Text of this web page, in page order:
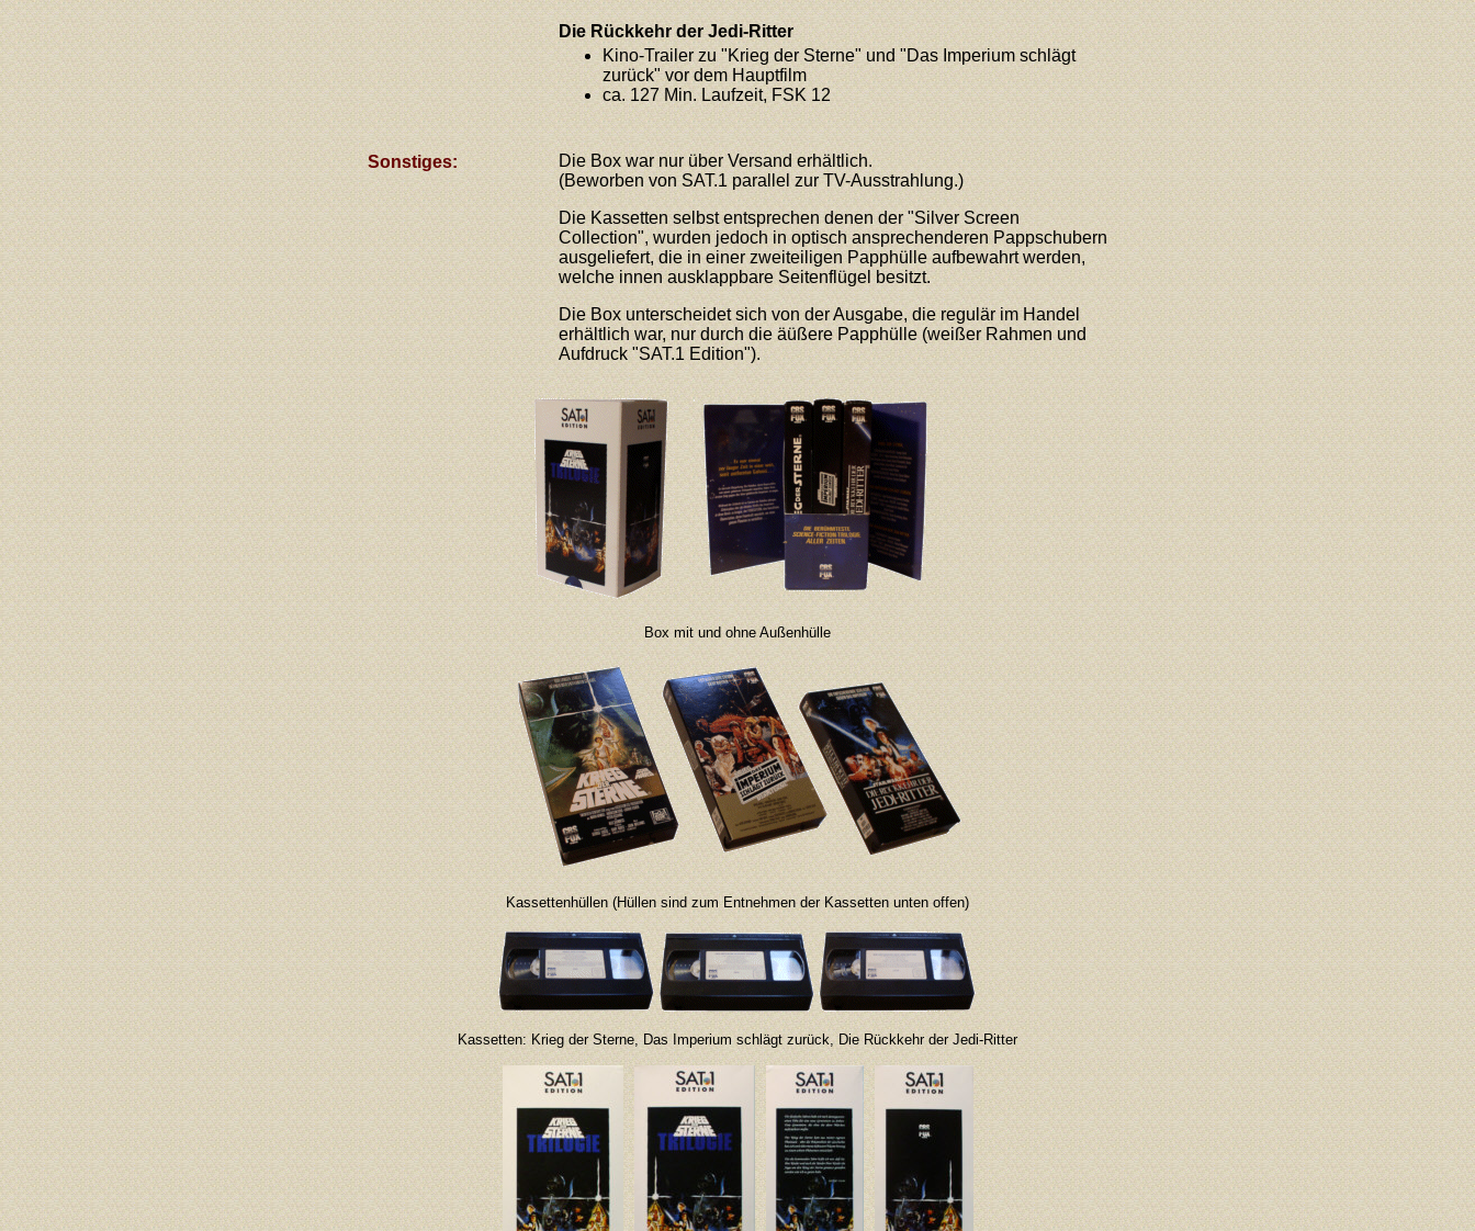
Die Rückkehr der Jedi-Ritter
Kino-Trailer zu"Krieg der Sterne" und "Das Imperium schlägt
zurück" vor dem Hauptfilm
ca. 127 Min. Laufzeit, FSK 12
Sonstiges:
Die Box war nur über Versand erhältlich.
(Beworben von SAT.1 parallel zur TV-Ausstrahlung.)
Die Kassetten selbst entsprechen denen der "Silver Screen
Collection", wurden jedoch in optisch ansprechenderen Pappschubern
ausgeliefert, die in einer zweiteiligen Papphülle aufbewahrt werden,
welche innen ausklappbare Seitenflügel besitzt.
Die Box unterscheidet sich von der Ausgabe, die regulär im Handel
erhältlich war, nur durch die äüßere Papphülle (weißer Rahmen und
Aufdruck "SAT.1 Edition").
Box mit und ohne Außenhülle
Kassettenhüllen (Hüllen sind zum Entnehmen der Kassetten unten offen)
Kassetten: Krieg der Sterne, Das Imperium schlägt zurück, Die Rückkehr der Jedi-Ritter